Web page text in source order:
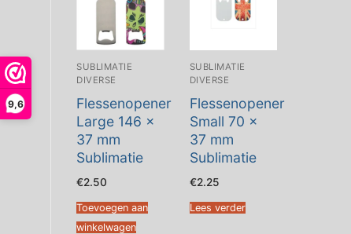
9,6
SUBLIMATIE
DIVERSE
Flessenopener
Large 146 x
37 mm
Sublimatie
€2.50
Toevoegen aan
winkelwagen
SUBLIMATIE
DIVERSE
Flessenopener
Small 70 x
37 mm
Sublimatie
€2.25
Lees verder